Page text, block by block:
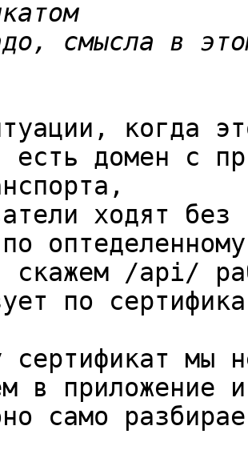
когда
есть домен с
ходят
оптеделенному
скажем /api/
по
сертификат
в приложение и
само